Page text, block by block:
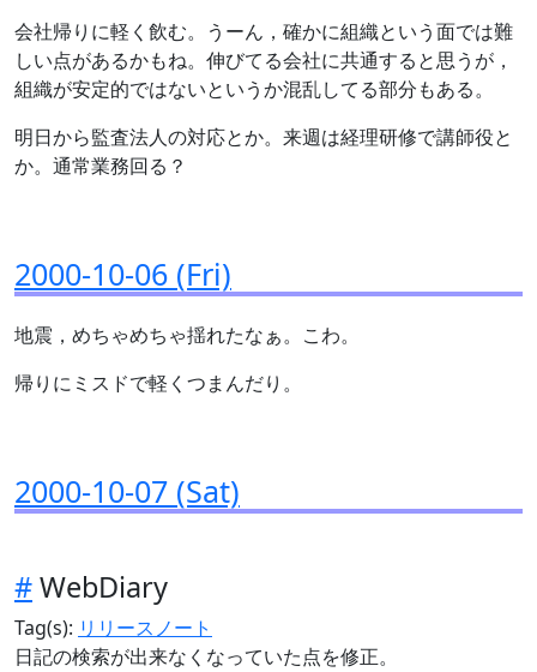
会社帰りに軽く飲む。うーん，確かに組織という面では難
しい点があるかもね。伸びてる会社に共通すると思うが，
組織が安定的ではないというか混乱してる部分もある。
明日から監査法人の対応とか。来週は経理研修で講師役と
か。通常業務回る？
2000-10-06 (Fri)
地震，めちゃめちゃ揺れたなぁ。こわ。
帰りにミスドで軽くつまんだり。
2000-10-07 (Sat)
#WebDiary
Tag(s): リリースノート
日記の検索が出来なくなっていた点を修正。